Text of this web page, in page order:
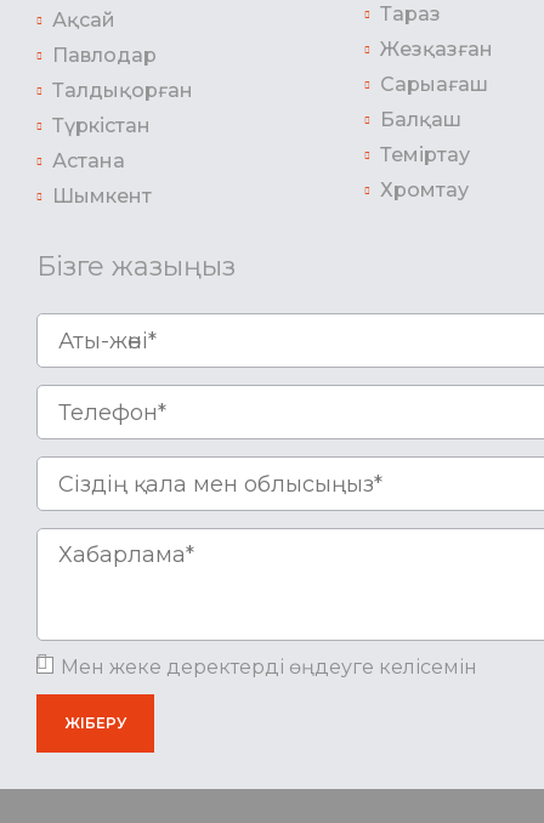
Ақсай
Павлодар
Талдықорған
Түркістан
Астана
Шымкент
Тараз
Жезқазған
Сарыағаш
Балқаш
Теміртау
Хромтау
Бізге жазыңыз
Мен жеке деректерді өңдеуге келісемін